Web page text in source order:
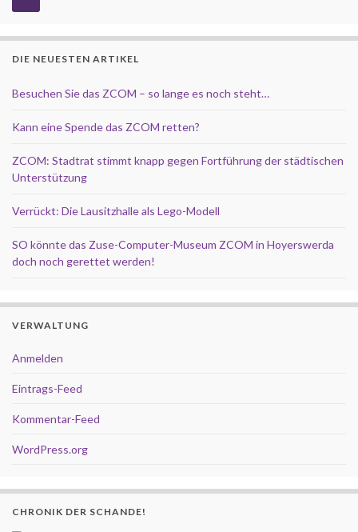
DIE NEUESTEN ARTIKEL
Besuchen Sie das ZCOM – so lange es noch steht…
Kann eine Spende das ZCOM retten?
ZCOM: Stadtrat stimmt knapp gegen Fortführung der städtischen
Unterstützung
Verrückt: Die Lausitzhalle als Lego-Modell
SO könnte das Zuse-Computer-Museum ZCOM in Hoyerswerda
doch noch gerettet werden!
VERWALTUNG
Anmelden
Eintrags-Feed
Kommentar-Feed
WordPress.org
CHRONIK DER SCHANDE!